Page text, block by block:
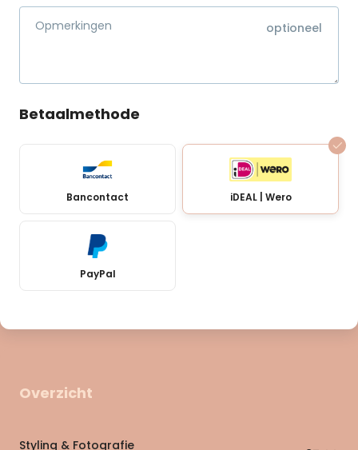
Opmerkingen
Betaalmethode
Bancontact iDEAL | Wero
PayPal
Overzicht
Styling & Fotografie